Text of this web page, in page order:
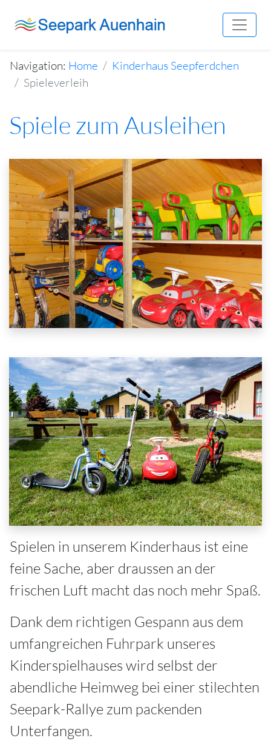
Navigation: Home
Kinderhaus Seepferdchen
Spieleverleih
Spiele zum Ausleihen
Spielen in unserem Kinderhaus ist eine
feine Sache, aber draussen an der
frischen Luft macht das noch mehr Spaß.
Dank dem richtigen Gespann aus dem
umfangreichen Fuhrpark unseres
Kinderspielhauses wird selbst der
abendliche Heimweg bei einer stilechten
Seepark-Rallye zum packenden
Unterfangen.